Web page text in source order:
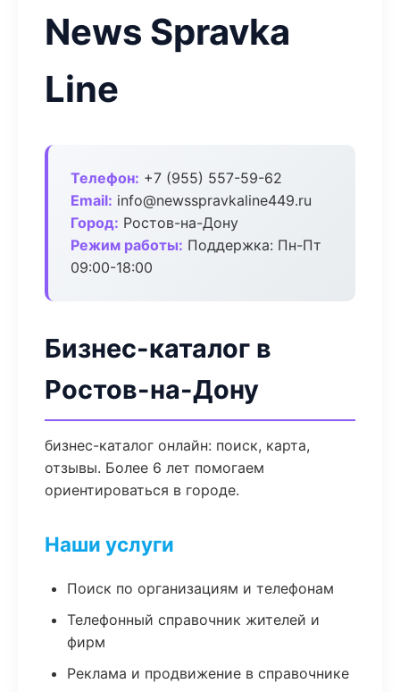
News Spravka
Line
Телефон: +7 (955) 557-59-62
Email: info@newsspravkaline449.ru
Город: Ростов-на-Дону
Режим работы: Поддержка: Пн-Пт
09:00-18:00
Бизнес-каталог в
Ростов-на-Дону
бизнес-каталог онлайн: поиск, карта,
отзывы. Более 6 лет помогаем
ориентироваться в городе.
Наши услуги
Поиск по организациям и телефонам
Телефонный справочник жителей и
фирм
Реклама и продвижение в справочнике